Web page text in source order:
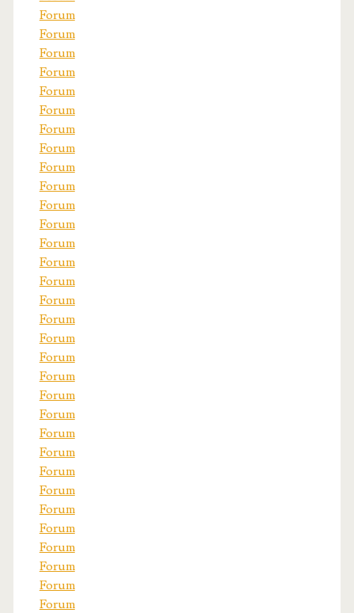
Forum
Forum
Forum
Forum
Forum
Forum
Forum
Forum
Forum
Forum
Forum
Forum
Forum
Forum
Forum
Forum
Forum
Forum
Forum
Forum
Forum
Forum
Forum
Forum
Forum
Forum
Forum
Forum
Forum
Forum
Forum
Forum